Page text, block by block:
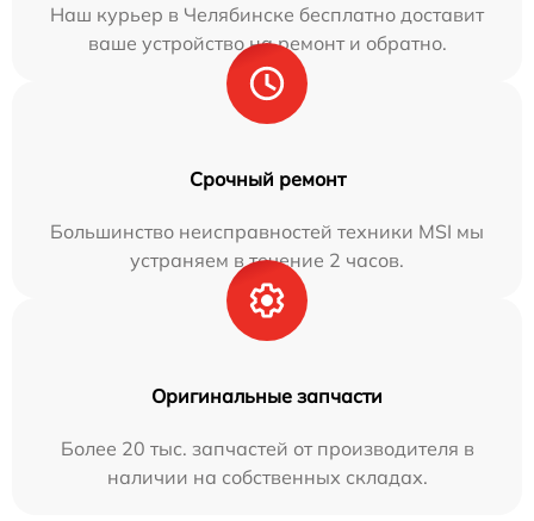
Наш курьер в Челябинске бесплатно доставит
ваше устройство на ремонт и обратно.
Срочный ремонт
Большинство неисправностей техники MSI мы
устраняем в течение 2 часов.
Оригинальные запчасти
Более 20 тыс. запчастей от производителя в
наличии на собственных складах.